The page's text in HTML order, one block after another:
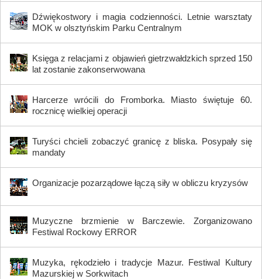
Dźwiękostwory i magia codzienności. Letnie warsztaty
MOK w olsztyńskim Parku Centralnym
Księga z relacjami z objawień gietrzwałdzkich sprzed 150
lat zostanie zakonserwowana
Harcerze wrócili do Fromborka. Miasto świętuje 60.
rocznicę wielkiej operacji
Turyści chcieli zobaczyć granicę z bliska. Posypały się
mandaty
Organizacje pozarządowe łączą siły w obliczu kryzysów
Muzyczne brzmienie w Barczewie. Zorganizowano
Festiwal Rockowy ERROR
Muzyka, rękodzieło i tradycje Mazur. Festiwal Kultury
Mazurskiej w Sorkwitach